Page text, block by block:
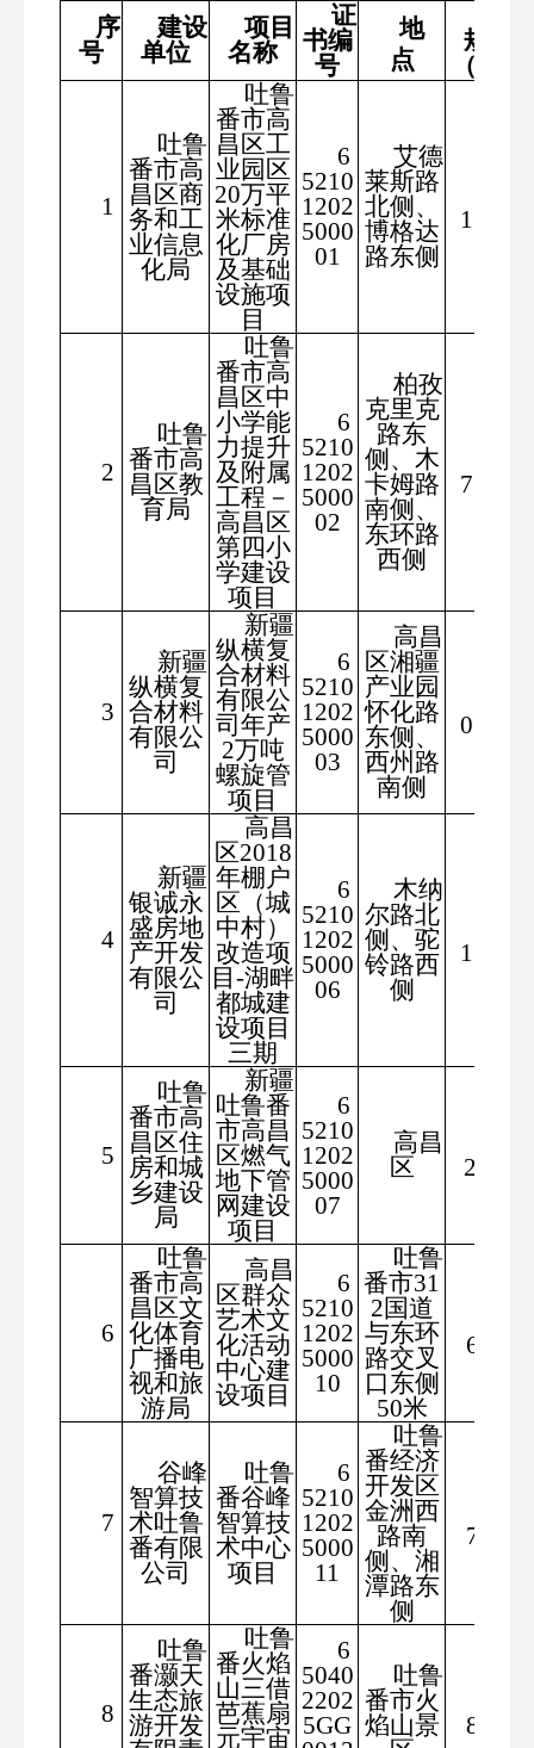
序
号
建设
单位
项目
名称
证
书编
号
地
点
规模
（㎡）
1
吐鲁
番市高
昌区商
务和工
业信息
化局
吐鲁
番市高
昌区工
业园区
20万平
米标准
化厂房
及基础
设施项
目
6
5210
1202
5000
01
艾德
莱斯路
北侧、
博格达
路东侧
13.85
2
吐鲁
番市高
昌区教
育局
吐鲁
番市高
昌区中
小学能
力提升
及附属
工程－
高昌区
第四小
学建设
项目
6
5210
1202
5000
02
柏孜
克里克
路东
侧、木
卡姆路
南侧、
东环路
西侧
71.91
3
新疆
纵横复
合材料
有限公
司
新疆
纵横复
合材料
有限公
司年产
2万吨
螺旋管
项目
6
5210
1202
5000
03
高昌
区湘疆
产业园
怀化路
东侧、
西州路
南侧
01.48
4
新疆
银诚永
盛房地
产开发
有限公
司
高昌
区2018
年棚户
区（城
中村）
改造项
目-湖畔
都城建
设项目
三期
6
5210
1202
5000
06
木纳
尔路北
侧、驼
铃路西
侧
15.84
5
吐鲁
番市高
昌区住
房和城
乡建设
局
新疆
吐鲁番
市高昌
区燃气
地下管
网建设
项目
6
5210
1202
5000
07
高昌
区
24米
6
吐鲁
番市高
昌区文
化体育
广播电
视和旅
游局
高昌
区群众
艺术文
化活动
中心建
设项目
6
5210
1202
5000
10
吐鲁
番市31
2国道
与东环
路交叉
口东侧
50米
6.63
7
谷峰
智算技
术吐鲁
番有限
公司
吐鲁
番谷峰
智算技
术中心
项目
6
5210
1202
5000
11
吐鲁
番经济
开发区
金洲西
路南
侧、湘
潭路东
侧
7.89
8
吐鲁
番灏天
生态旅
游开发
吐鲁
番火焰
山三借
芭蕉扇
元宇宙
6
5040
2202
5GG
吐鲁
番市火
焰山景
8.56